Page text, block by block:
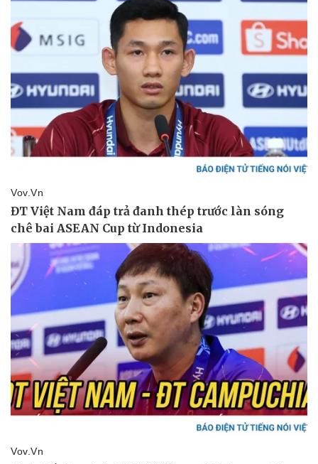
Vụ án
Tin nóng
Tư vấn luật
Quân sự - Quốc phòng
Vũ khí
Việt Nam
Phân tích